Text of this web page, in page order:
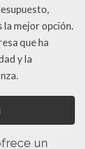
la mejor opción.
que ha
y la
un